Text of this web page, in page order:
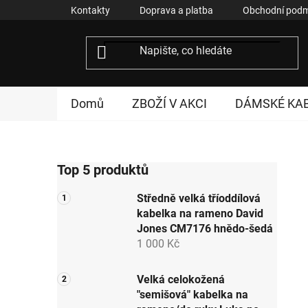
Kontakty Doprava a platba Obchodní
Domů ZBOŽÍ V AKCI DÁMSKÉ
o
s
t
n
Top 5 produktů
Středně velká tříoddílová
kabelka na rameno David
Jones CM7176 hnědo-šedá
1 000 Kč
Velká celokožená
"semišová" kabelka na